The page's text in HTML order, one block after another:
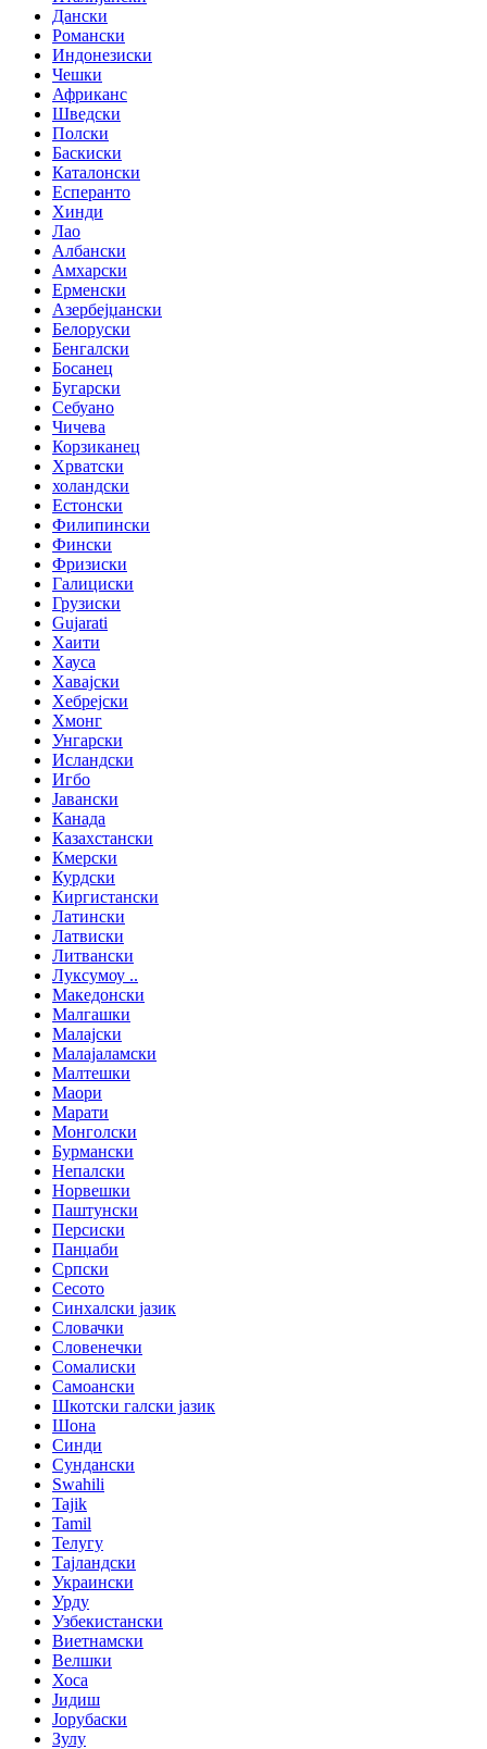
Дански
Романски
Индонезиски
Чешки
Африканс
Шведски
Полски
Баскиски
Каталонски
Есперанто
Хинди
Лао
Албански
Амхарски
Ерменски
Азербејџански
Белоруски
Бенгалски
Босанец
Бугарски
Себуано
Чичева
Корзиканец
Хрватски
холандски
Естонски
Филипински
Фински
Фризиски
Галициски
Грузиски
Gujarati
Хаити
Хауса
Хавајски
Хебрејски
Хмонг
Унгарски
Исландски
Игбо
Јавански
Канада
Казахстански
Кмерски
Курдски
Киргистански
Латински
Латвиски
Литвански
Луксумоу ..
Македонски
Малгашки
Малајски
Малајаламски
Малтешки
Маори
Марати
Монголски
Бурмански
Непалски
Норвешки
Паштунски
Персиски
Панџаби
Српски
Сесото
Синхалски јазик
Словачки
Словенечки
Сомалиски
Самоански
Шкотски галски јазик
Шона
Синди
Сундански
Swahili
Tajik
Tamil
Телугу
Тајландски
Украински
Урду
Узбекистански
Виетнамски
Велшки
Хоса
Јидиш
Јорубаски
Зулу